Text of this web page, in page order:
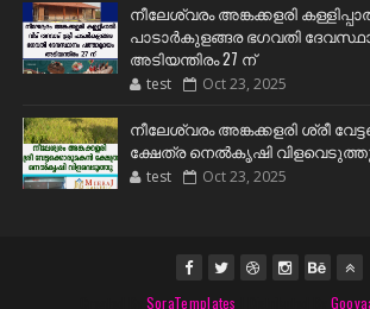
നീലേശ്വരം അങ്കക്കളരി
പാടാർകുളങ്ങര ഭഗവതി
അടിയന്തിരം 27 ന്
test Oct 23, 2025
നീലേശ്വരം അങ്കക്കളരി ശ്രീ
ക്ഷേത്ര നെൽകൃഷി
test Oct 23, 2025
SoraTemplates